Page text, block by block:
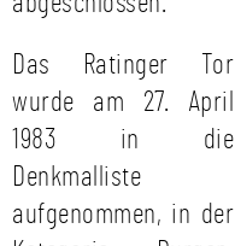
Das Ratinger Tor
wurde am 27. April
1983 in die
Denkmalliste
aufgenommen, in der